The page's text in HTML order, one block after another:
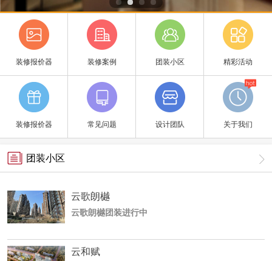
装修报价器 装修案例 团装小区 精彩活动
装修报价器 常见问题 设计团队 关于我们
团装小区
云歌朗樾
云歌朗樾团装进行中
云和赋